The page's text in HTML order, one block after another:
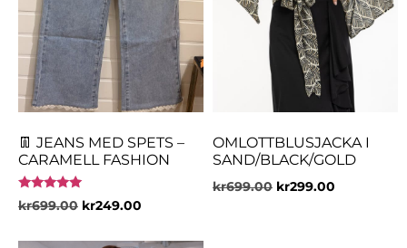
👖 JEANS MED SPETS –
CARAMELL FASHION
Betygsatt
5.00
kr699.00 kr249.00
OMLOTTBLUSJACKA I
SAND/BLACK/GOLD
kr699.00 kr299.00